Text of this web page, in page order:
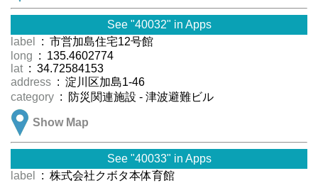
See "40032" in Apps
label
: 市営加島住宅12号館
long : 135.4602774
lat : 34.72584153
address : 淀川区加島1-46
category : 防災関連施設 - 津波避難ビル
Show Map
See "40033" in Apps
label
: 株式会社クボタ本体育館